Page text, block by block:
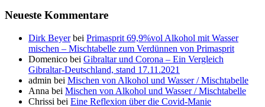
Neueste Kommentare
Dirk Beyerbei Primasprit 69,9%vol Alkohol mit Wasser
mischen – Mischtabelle zum Verdünnen von Primasprit
Domenico bei Gibraltar und Corona – Ein Vergleich
Gibraltar-Deutschland, stand 17.11.2021
admin bei Mischen von Alkohol und Wasser / Mischtabelle
Anna bei Mischen von Alkohol und Wasser / Mischtabelle
Chrissi bei Eine Reflexion über die Covid-Manie